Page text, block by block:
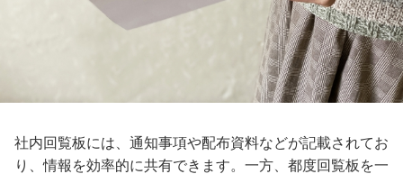
社内回覧板には、通知事項や配布資料などが記載されてお
り、情報を効率的に共有できます。一方、都度回覧板を一